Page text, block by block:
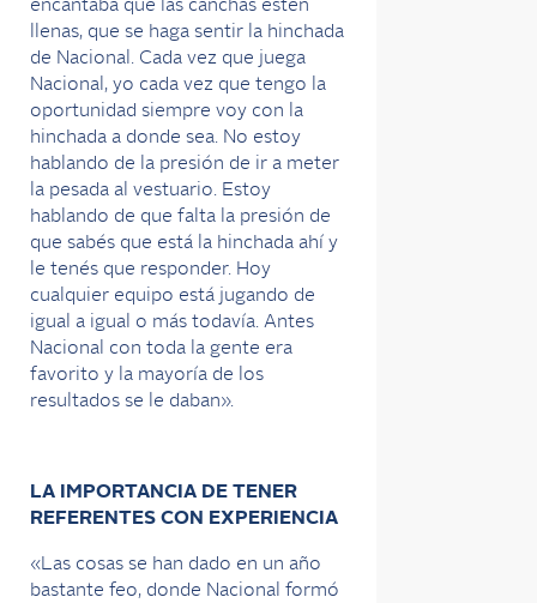
encantaba que las canchas estén
llenas, que se haga sentir la hinchada
de Nacional. Cada vez que juega
Nacional, yo cada vez que tengo la
oportunidad siempre voy con la
hinchada a donde sea. No estoy
hablando de la presión de ir a meter
la pesada al vestuario. Estoy
hablando de que falta la presión de
que sabés que está la hinchada ahí y
le tenés que responder. Hoy
cualquier equipo está jugando de
igual a igual o más todavía. Antes
Nacional con toda la gente era
favorito y la mayoría de los
resultados se le daban».
LA IMPORTANCIA DE TENER
REFERENTES CON EXPERIENCIA
«Las cosas se han dado en un año
bastante feo, donde Nacional formó